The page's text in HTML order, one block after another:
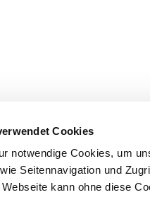
Cookies
notwendige Cookies, um
Seitennavigation und
kann ohne diese